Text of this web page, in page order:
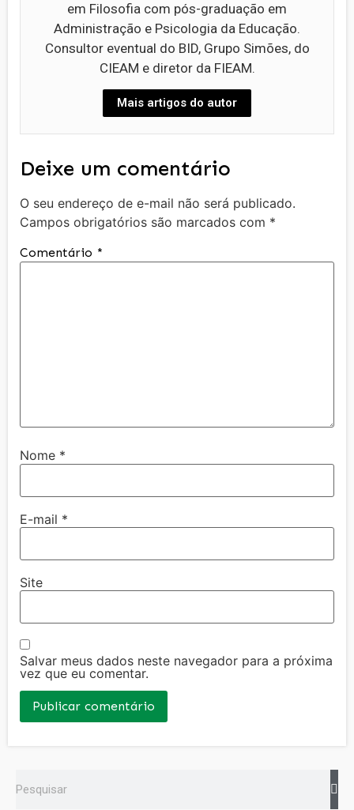
em Filosofia com pós-graduação em
Administração e Psicologia da Educação.
Consultor eventual do BID, Grupo Simões, do
CIEAM e diretor da FIEAM.
Mais artigos do autor
Deixe um comentário
O seu endereço de e-mail não será publicado.
Campos obrigatórios são marcados com *
Comentário *
Nome *
E-mail *
Site
Salvar meus dados neste navegador para a próxima
vez que eu comentar.